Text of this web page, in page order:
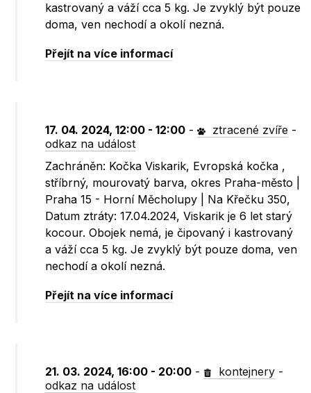
kastrovaný a váží cca 5 kg. Je zvyklý být pouze
doma, ven nechodí a okolí nezná.
Přejít na více informací
17. 04. 2024, 12:00 - 12:00 - ztracené zvíře -
odkaz na událost
Zachráněn: Kočka Viskarik, Evropská kočka ,
stříbrný, mourovatý barva, okres Praha-město |
Praha 15 - Horní Měcholupy | Na Křečku 350,
Datum ztráty: 17.04.2024, Viskarik je 6 let starý
kocour. Obojek nemá, je čipovaný i kastrovaný
a váží cca 5 kg. Je zvyklý být pouze doma, ven
nechodí a okolí nezná.
Přejít na více informací
21. 03. 2024, 16:00 - 20:00 - kontejnery -
odkaz na událost